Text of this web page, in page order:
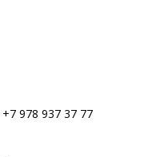
+7 978 937 37 77